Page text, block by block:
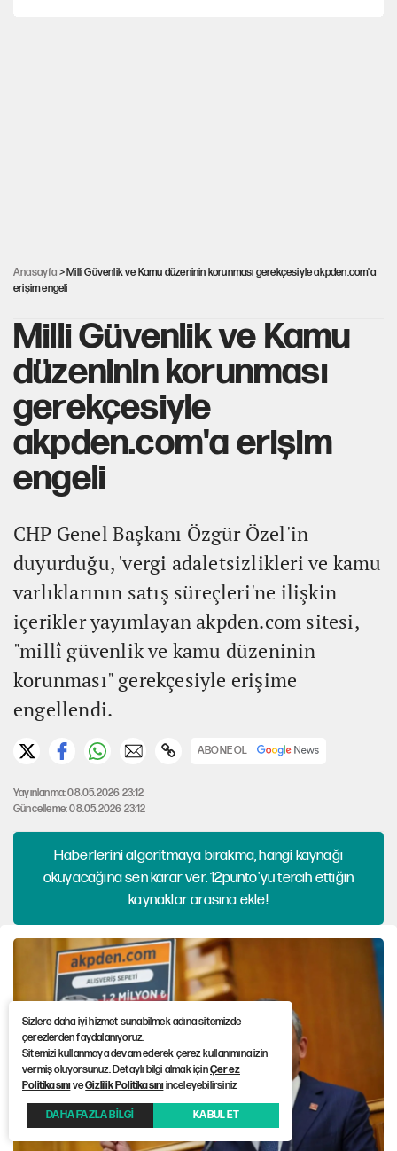
Anasayfa > Milli Güvenlik ve Kamu düzeninin korunması gerekçesiyle akpden.com'a
erişim engeli
Milli Güvenlik ve Kamu
düzeninin korunması
gerekçesiyle
akpden.com'a erişim
engeli
CHP Genel Başkanı Özgür Özel'in
duyurduğu, 'vergi adaletsizlikleri ve kamu
varlıklarının satış süreçleri'ne ilişkin
içerikler yayımlayan akpden.com sitesi,
"millî güvenlik ve kamu düzeninin
korunması" gerekçesiyle erişime
engellendi.
ABONE OL
Yayınlanma: 08.05.2026 23:12
Güncelleme: 08.05.2026 23:12
Haberlerini algoritmaya bırakma, hangi kaynağı
okuyacağına sen karar ver. 12punto'yu tercih ettiğin
kaynaklar arasına ekle!
Sizlere daha iyi hizmet sunabilmek adına sitemizde
çerezlerden faydalanıyoruz.
Sitemizi kullanmaya devam ederek çerez kullanımına izin
vermiş oluyorsunuz. Detaylı bilgi almak içinÇerez
PolitikasınıveGizlilik Politikasınıinceleyebilirsiniz
DAHA FAZLA BİLGİ KABUL ET